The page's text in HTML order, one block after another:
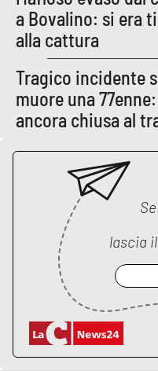
Lacapitalenews.it
Ilreggino.it
Cosenzachannel.it
Ilvibonese.it
Catanzarochannel.it
Android
Apple
a Bovalino: si era
alla cattura
Tragico incidente
muore una
ancora chiusa al
lascia